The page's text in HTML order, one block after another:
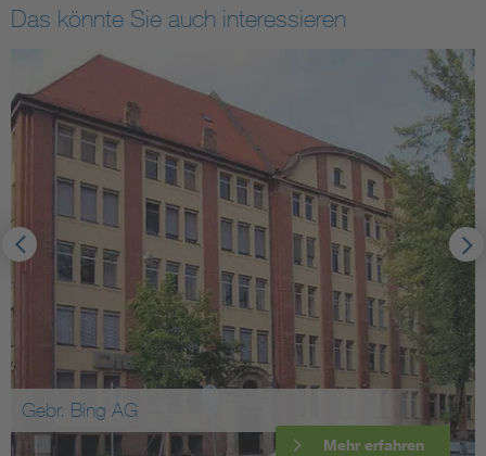
Das könnte Sie auch interessieren
Gebr. Bing AG
Mehr erfahren